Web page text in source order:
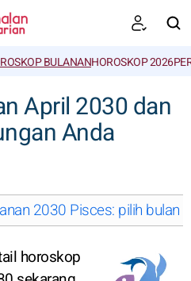
BULANANHOROSKOP 2026
April 2030 dan
Anda
2030 Pisces: pilih bulan
horoskop